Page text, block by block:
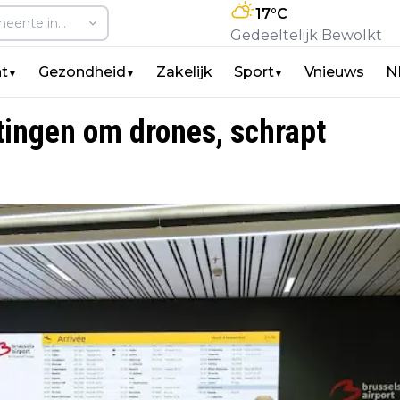
17°C
Gedeeltelijk Bewolkt
▼ Gezondheid ▼ Zakelijk Sport▼ Vnieuws
om drones, schrapt